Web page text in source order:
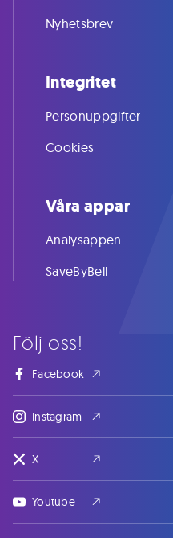
Följ oss!
Facebook
Instagram
X
Youtube
Nyhetsbrev
Integritet
Personuppgifter
Cookies
Våra appar
Analysappen
SaveByBell